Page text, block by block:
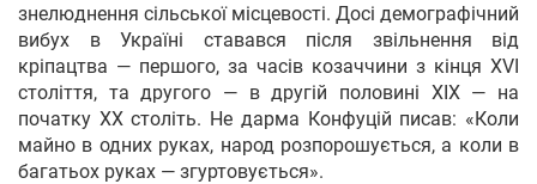
знелюднення сільської місцевості. Досі демографічний
вибух в Україні ставався після звільнення від
кріпацтва — першого, за часів козаччини з кінця XVI
століття, та другого — в другій половині XIX — на
початку XX століть. Не дарма Конфуцій писав: «Коли
майно в одних руках, народ розпорошується, а коли в
багатьох руках — згуртовується».